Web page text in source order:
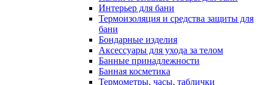
Интерьер для бани
Термоизоляция и средства защиты для
бани
Бондарные изделия
Аксеcсуары для ухода за телом
Банные принадлежности
Банная косметика
Термометры, часы, таблички